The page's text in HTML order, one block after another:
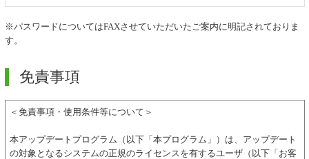
※パスワードについてはFAXさせていただいたご案内に明記されておりま
す。
免責事項
＜免責事項・使用条件等について＞
本アップデートプログラム（以下「本プログラム」）は、アップデート
の対象となるシステムの正規のライセンスを有するユーザ（以下「お客